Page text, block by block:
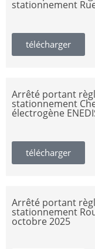
stationnement
télécharger
Arrêté portant
stationnement
électrogène
télécharger
Arrêté portant
stationnement
octobre 2025